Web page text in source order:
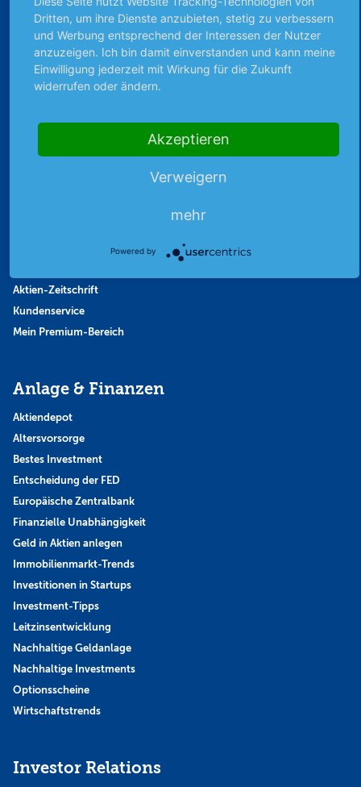
Börsennews
Favoriten
Finanzpodcast
Strategie
Themen & Börse
Aktien-Zeitschrift
Kundenservice
Mein Premium-Bereich
Anlage & Finanzen
Aktiendepot
Altersvorsorge
Bestes Investment
Entscheidung der FED
Europäische Zentralbank
Finanzielle Unabhängigkeit
Geld in Aktien anlegen
Immobilienmarkt-Trends
Investitionen in Startups
Investment-Tipps
Leitzinsentwicklung
Nachhaltige Geldanlage
Nachhaltige Investments
Optionsscheine
Wirtschaftstrends
Investor Relations
Dritten, um ihre Dienste anzubieten, stetig zu verbessern
und Werbung entsprechend der Interessen der Nutzer
anzuzeigen. Ich bin damit einverstanden und kann meine
Einwilligung jederzeit mit Wirkung für die Zukunft
widerrufen oder ändern.
Akzeptieren
Verweigern
mehr
Powered by